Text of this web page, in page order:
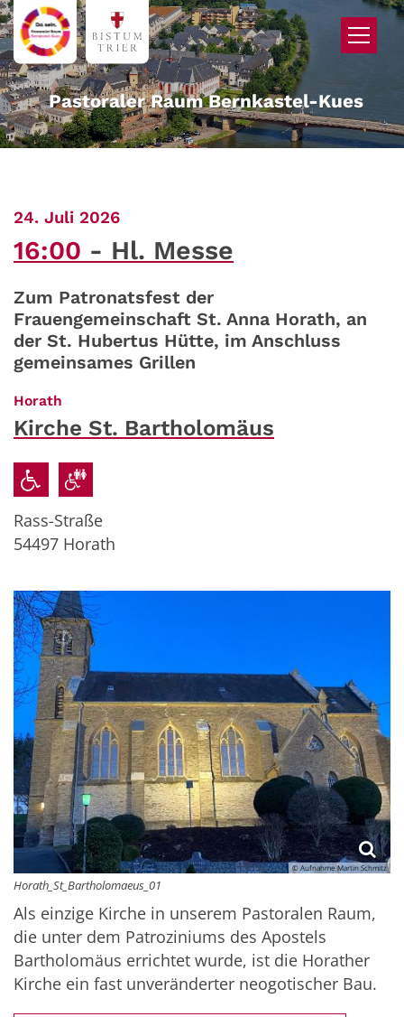
Zum Inhalt springen
Pastoraler Raum Bernkastel-Kues
24. Juli 2026:
16:00 Hl. Messe
Zum Patronatsfest der
Frauengemeinschaft St. Anna Horath, an
der St. Hubertus Hütte, im Anschluss
gemeinsames Grillen
Horath
Kirche St. Bartholomäus
Rass-Straße
54497 Horath
© Aufnahme Martin Schmitz
Horath_St_Bartholomaeus_01
Als einzige Kirche in unserem Pastoralen Raum,
die unter dem Patroziniums des Apostels
Bartholomäus errichtet wurde, ist die Horather
Kirche ein fast unveränderter neogotischer Bau.